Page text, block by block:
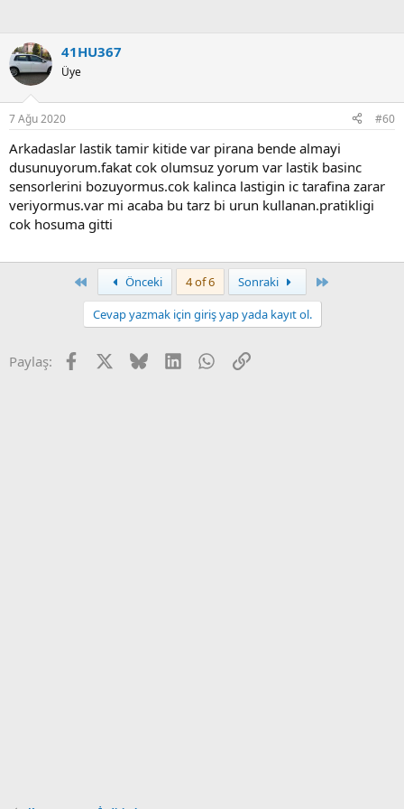
41HU367
Üye
7 Ağu 2020 #60
Arkadaslar lastik tamir kitide var pirana bende almayi
dusunuyorum.fakat cok olumsuz yorum var lastik basinc
sensorlerini bozuyormus.cok kalinca lastigin ic tarafina zarar
veriyormus.var mi acaba bu tarz bi urun kullanan.pratikligi
cok hosuma gitti
Önceki 4 of 6 Sonraki
Cevap yazmak için giriş yap yada kayıt ol.
Paylaş: Facebook BlueskyLinkedInWhatsApp
Link